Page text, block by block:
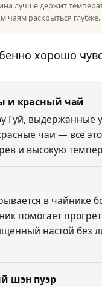
лучше держит
чаям раскрыться глубже.
хорошо
и красный чай
Гуй, выдержанные
чаи — всё
и высокую
в чайнике
помогает
настой без
шэн пуэр